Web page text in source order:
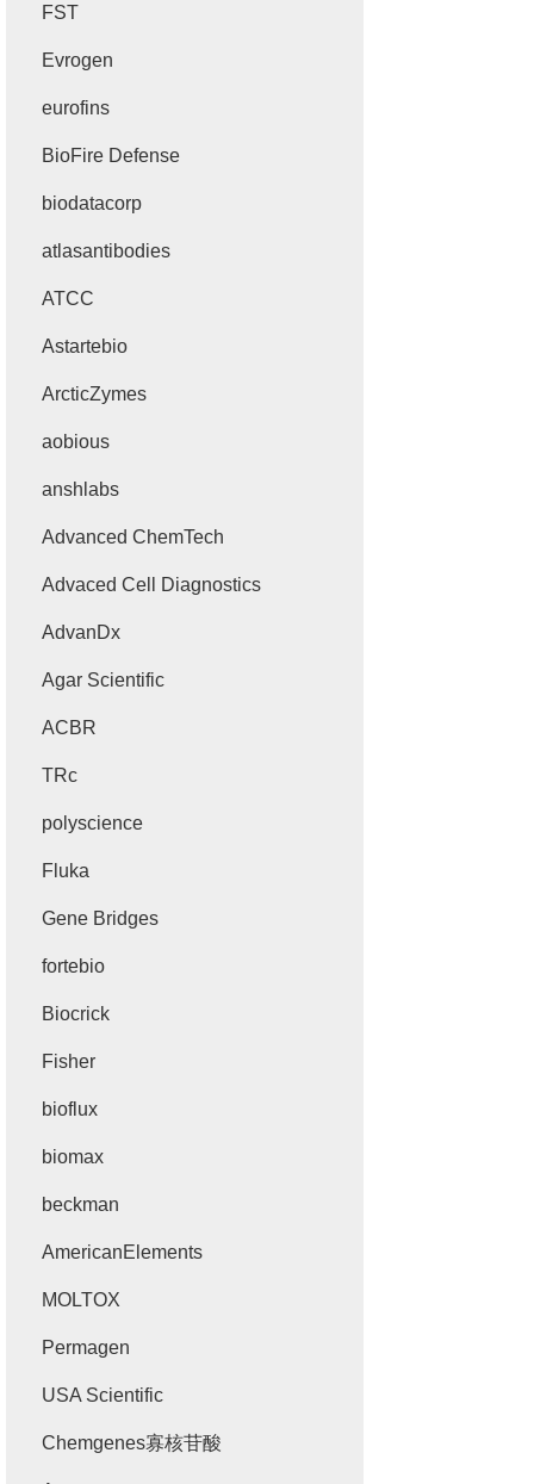
FST
Evrogen
eurofins
BioFire Defense
biodatacorp
atlasantibodies
ATCC
Astartebio
ArcticZymes
aobious
anshlabs
Advanced ChemTech
Advaced Cell Diagnostics
AdvanDx
Agar Scientific
ACBR
TRc
polyscience
Fluka
Gene Bridges
fortebio
Biocrick
Fisher
bioflux
biomax
beckman
AmericanElements
MOLTOX
Permagen
USA Scientific
Chemgenes寡核苷酸